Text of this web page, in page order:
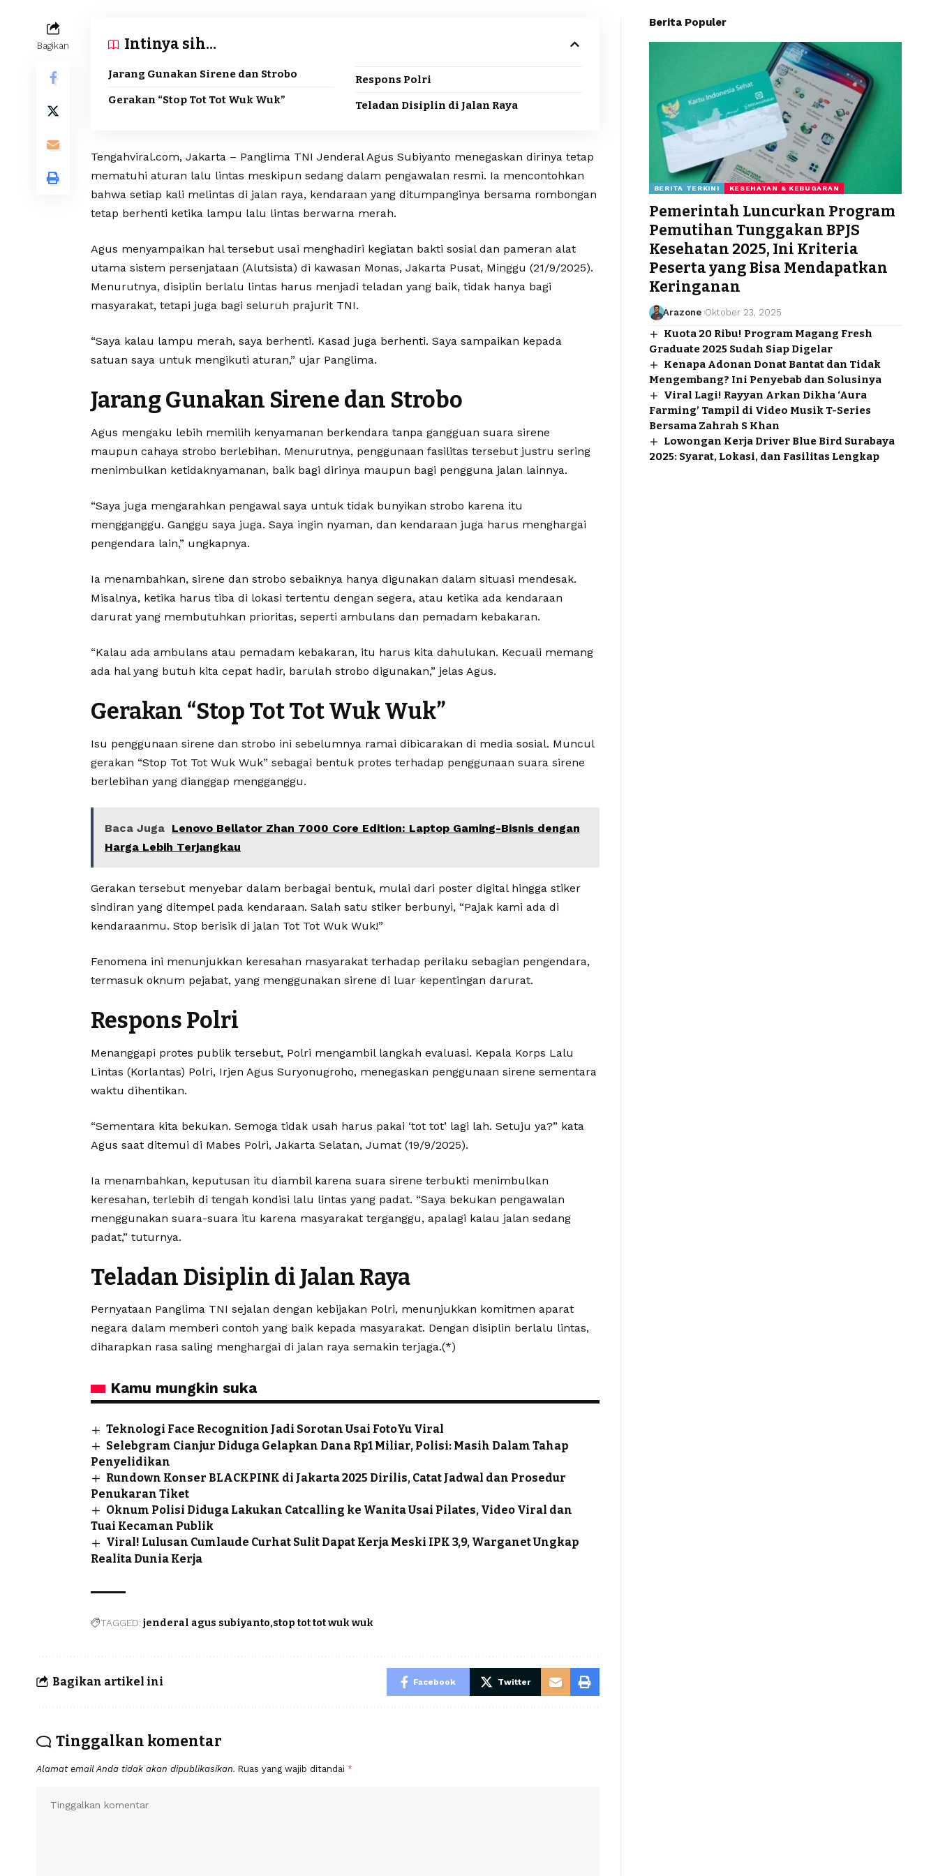
Bagikan Intinya sih...
Jarang Gunakan Sirene dan Strobo
Gerakan “Stop Tot Tot Wuk Wuk”
Respons Polri
Teladan Disiplin di Jalan Raya
Tengahviral.com, Jakarta – Panglima TNI Jenderal Agus Subiyanto menegaskan dirinya tetap
mematuhi aturan lalu lintas meskipun sedang dalam pengawalan resmi. Ia mencontohkan
bahwa setiap kali melintas di jalan raya, kendaraan yang ditumpanginya bersama rombongan
tetap berhenti ketika lampu lalu lintas berwarna merah.
Agus menyampaikan hal tersebut usai menghadiri kegiatan bakti sosial dan pameran alat
utama sistem persenjataan (Alutsista) di kawasan Monas, Jakarta Pusat, Minggu (21/9/2025).
Menurutnya, disiplin berlalu lintas harus menjadi teladan yang baik, tidak hanya bagi
masyarakat, tetapi juga bagi seluruh prajurit TNI.
“Saya kalau lampu merah, saya berhenti. Kasad juga berhenti. Saya sampaikan kepada
satuan saya untuk mengikuti aturan,” ujar Panglima.
Jarang Gunakan Sirene dan Strobo
Agus mengaku lebih memilih kenyamanan berkendara tanpa gangguan suara sirene
maupun cahaya strobo berlebihan. Menurutnya, penggunaan fasilitas tersebut justru sering
menimbulkan ketidaknyamanan, baik bagi dirinya maupun bagi pengguna jalan lainnya.
“Saya juga mengarahkan pengawal saya untuk tidak bunyikan strobo karena itu
mengganggu. Ganggu saya juga. Saya ingin nyaman, dan kendaraan juga harus menghargai
pengendara lain,” ungkapnya.
Ia menambahkan, sirene dan strobo sebaiknya hanya digunakan dalam situasi mendesak.
Misalnya, ketika harus tiba di lokasi tertentu dengan segera, atau ketika ada kendaraan
darurat yang membutuhkan prioritas, seperti ambulans dan pemadam kebakaran.
“Kalau ada ambulans atau pemadam kebakaran, itu harus kita dahulukan. Kecuali memang
ada hal yang butuh kita cepat hadir, barulah strobo digunakan,” jelas Agus.
Gerakan “Stop Tot Tot Wuk Wuk”
Isu penggunaan sirene dan strobo ini sebelumnya ramai dibicarakan di media sosial. Muncul
gerakan “Stop Tot Tot Wuk Wuk” sebagai bentuk protes terhadap penggunaan suara sirene
berlebihan yang dianggap mengganggu.
Baca Juga Lenovo Bellator Zhan 7000 Core Edition: Laptop Gaming-Bisnis dengan
Harga Lebih Terjangkau
Gerakan tersebut menyebar dalam berbagai bentuk, mulai dari poster digital hingga stiker
sindiran yang ditempel pada kendaraan. Salah satu stiker berbunyi, “Pajak kami ada di
kendaraanmu. Stop berisik di jalan Tot Tot Wuk Wuk!”
Fenomena ini menunjukkan keresahan masyarakat terhadap perilaku sebagian pengendara,
termasuk oknum pejabat, yang menggunakan sirene di luar kepentingan darurat.
Respons Polri
Menanggapi protes publik tersebut, Polri mengambil langkah evaluasi. Kepala Korps Lalu
Lintas (Korlantas) Polri, Irjen Agus Suryonugroho, menegaskan penggunaan sirene sementara
waktu dihentikan.
“Sementara kita bekukan. Semoga tidak usah harus pakai ‘tot tot’ lagi lah. Setuju ya?” kata
Agus saat ditemui di Mabes Polri, Jakarta Selatan, Jumat (19/9/2025).
Ia menambahkan, keputusan itu diambil karena suara sirene terbukti menimbulkan
keresahan, terlebih di tengah kondisi lalu lintas yang padat. “Saya bekukan pengawalan
menggunakan suara-suara itu karena masyarakat terganggu, apalagi kalau jalan sedang
padat,” tuturnya.
Teladan Disiplin di Jalan Raya
Pernyataan Panglima TNI sejalan dengan kebijakan Polri, menunjukkan komitmen aparat
negara dalam memberi contoh yang baik kepada masyarakat. Dengan disiplin berlalu lintas,
diharapkan rasa saling menghargai di jalan raya semakin terjaga.(*)
Kamu mungkin suka
Teknologi Face Recognition Jadi Sorotan Usai FotoYu Viral
Selebgram Cianjur Diduga Gelapkan Dana Rp1 Miliar, Polisi: Masih Dalam Tahap
Penyelidikan
Rundown Konser BLACKPINK di Jakarta 2025 Dirilis, Catat Jadwal dan Prosedur
Penukaran Tiket
Oknum Polisi Diduga Lakukan Catcalling ke Wanita Usai Pilates, Video Viral dan
Tuai Kecaman Publik
Viral! Lulusan Cumlaude Curhat Sulit Dapat Kerja Meski IPK 3,9, Warganet Ungkap
Realita Dunia Kerja
TAGGED:jenderal agus subiyanto stop tot tot wuk wuk
Bagikan artikel ini Facebook Twitter
Tinggalkan komentar
Alamat email Anda tidak akan dipublikasikan. Ruas yang wajib ditandai *
Berita Populer
BERITA TERKINI KESEHATAN & KEBUGARAN
Pemerintah Luncurkan Program
Pemutihan Tunggakan BPJS
Kesehatan 2025, Ini Kriteria
Peserta yang Bisa Mendapatkan
Keringanan
Arazone Oktober 23, 2025
Kuota 20 Ribu! Program Magang Fresh
Graduate 2025 Sudah Siap Digelar
Kenapa Adonan Donat Bantat dan Tidak
Mengembang? Ini Penyebab dan Solusinya
Viral Lagi! Rayyan Arkan Dikha ‘Aura
Farming’ Tampil di Video Musik T-Series
Bersama Zahrah S Khan
Lowongan Kerja Driver Blue Bird Surabaya
2025: Syarat, Lokasi, dan Fasilitas Lengkap